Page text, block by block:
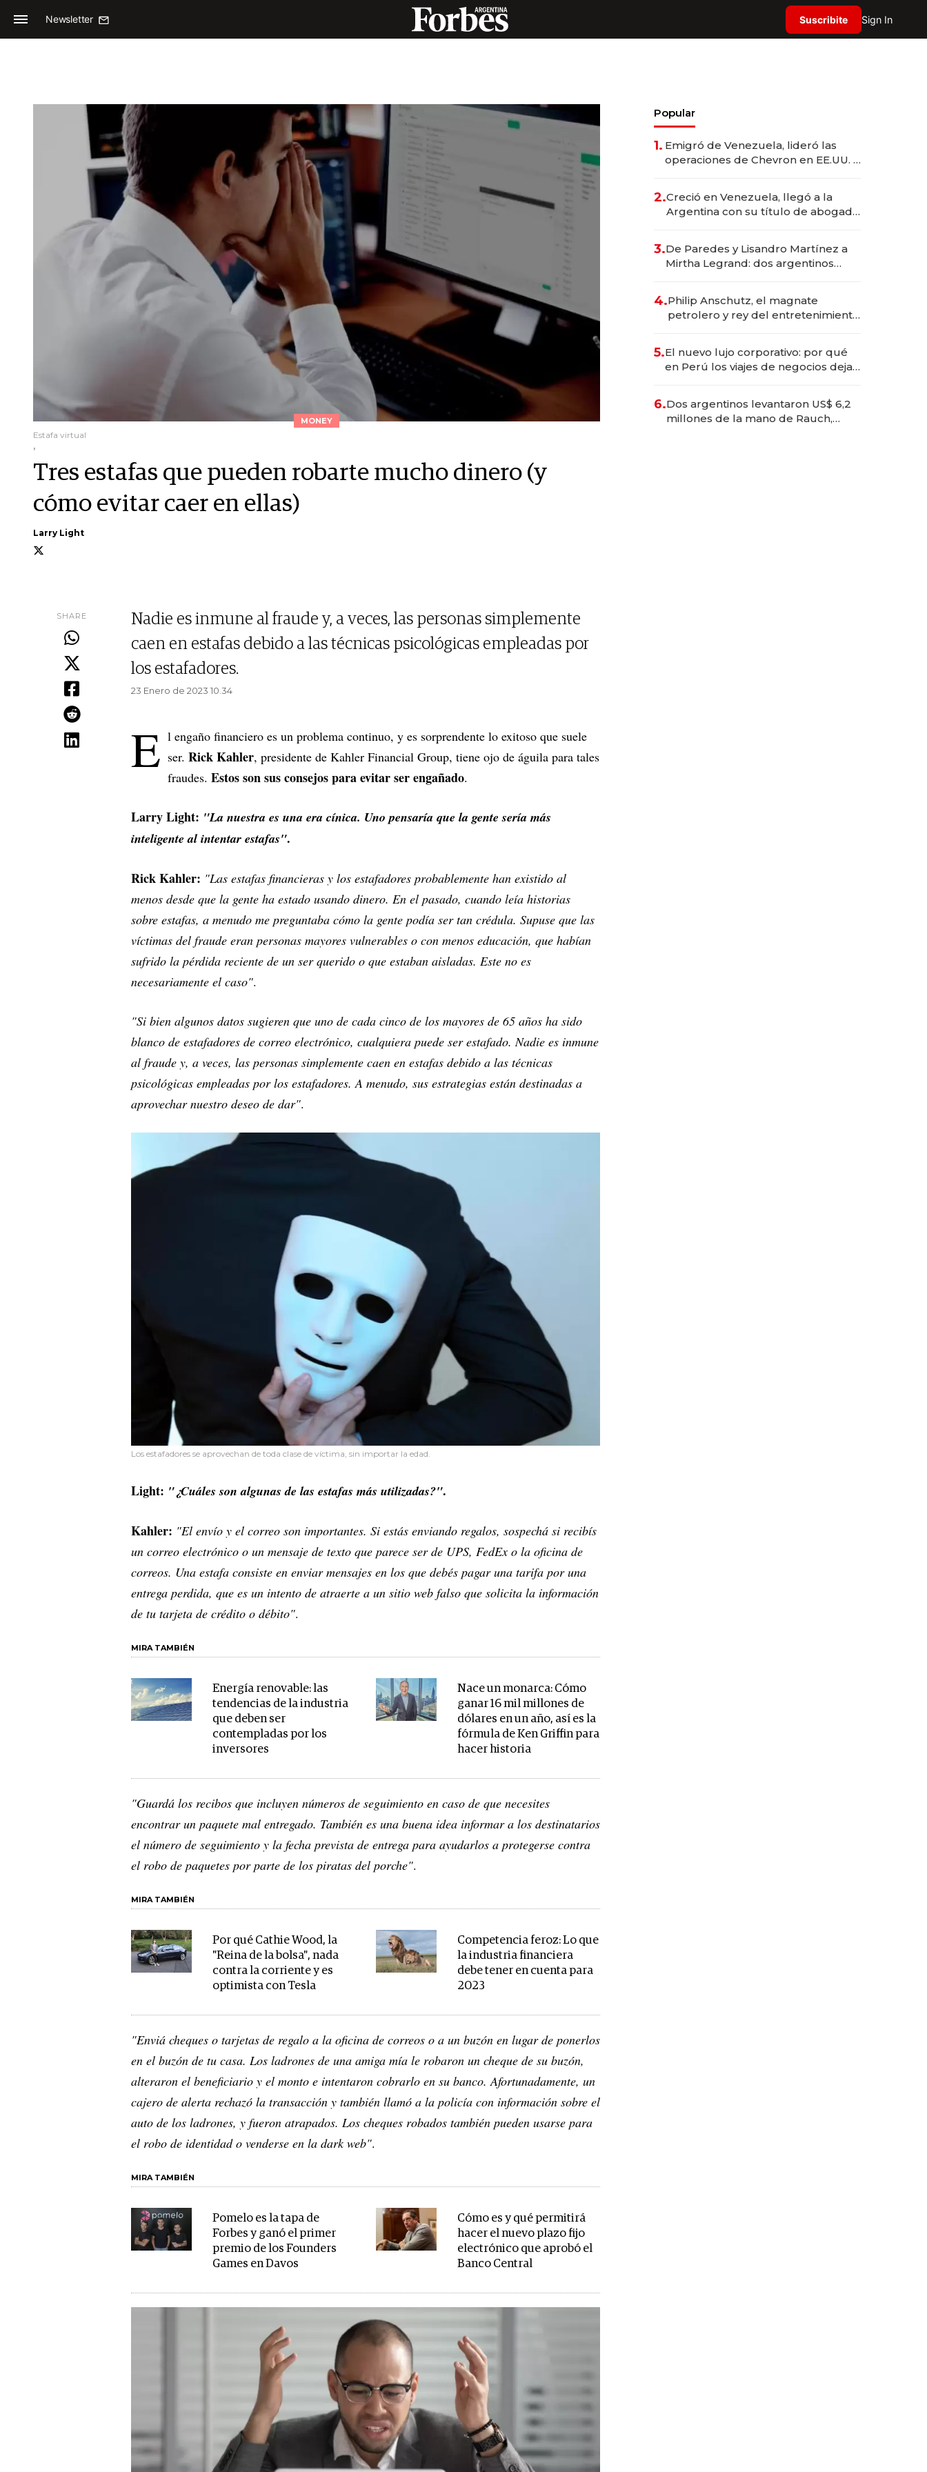
Newsletter Suscribite Sign In
MONEY
Estafa virtual
,
Tres estafas que pueden robarte mucho dinero (y
cómo evitar caer en ellas)
Larry Light
SHARE
Nadie es inmune al fraude y, a veces, las personas simplemente
caen en estafas debido a las técnicas psicológicas empleadas por
los estafadores.
23 Enero de 2023 10.34
E l engaño financiero es un problema continuo, y es sorprendente lo exitoso que suele
ser. Rick Kahler, presidente de Kahler Financial Group, tiene ojo de águila para tales
fraudes. Estos son sus consejos para evitar ser engañado.
Larry Light: "La nuestra es una era cínica. Uno pensaría que la gente sería más
inteligente al intentar estafas".
Rick Kahler: "Las estafas financieras y los estafadores probablemente han existido al
menos desde que la gente ha estado usando dinero. En el pasado, cuando leía historias
sobre estafas, a menudo me preguntaba cómo la gente podía ser tan crédula. Supuse que las
víctimas del fraude eran personas mayores vulnerables o con menos educación, que habían
sufrido la pérdida reciente de un ser querido o que estaban aisladas. Este no es
necesariamente el caso".
"Si bien algunos datos sugieren que uno de cada cinco de los mayores de 65 años ha sido
blanco de estafadores de correo electrónico, cualquiera puede ser estafado. Nadie es inmune
al fraude y, a veces, las personas simplemente caen en estafas debido a las técnicas
psicológicas empleadas por los estafadores. A menudo, sus estrategias están destinadas a
aprovechar nuestro deseo de dar".
Los estafadores se aprovechan de toda clase de víctima, sin importar la edad.
Light: "¿Cuáles son algunas de las estafas más utilizadas?".
Kahler: "El envío y el correo son importantes. Si estás enviando regalos, sospechá si recibís
un correo electrónico o un mensaje de texto que parece ser de UPS, FedEx o la oficina de
correos. Una estafa consiste en enviar mensajes en los que debés pagar una tarifa por una
entrega perdida, que es un intento de atraerte a un sitio web falso que solicita la información
de tu tarjeta de crédito o débito".
MIRA TAMBIÉN
Energía renovable: las
tendencias de la industria
que deben ser
contempladas por los
inversores
Nace un monarca: Cómo
ganar 16 mil millones de
dólares en un año, así es la
fórmula de Ken Griffin para
hacer historia
"Guardá los recibos que incluyen números de seguimiento en caso de que necesites
encontrar un paquete mal entregado. También es una buena idea informar a los destinatarios
el número de seguimiento y la fecha prevista de entrega para ayudarlos a protegerse contra
el robo de paquetes por parte de los piratas del porche".
MIRA TAMBIÉN
Por qué Cathie Wood, la
"Reina de la bolsa", nada
contra la corriente y es
optimista con Tesla
Competencia feroz: Lo que
la industria financiera
debe tener en cuenta para
2023
"Enviá cheques o tarjetas de regalo a la oficina de correos o a un buzón en lugar de ponerlos
en el buzón de tu casa. Los ladrones de una amiga mía le robaron un cheque de su buzón,
alteraron el beneficiario y el monto e intentaron cobrarlo en su banco. Afortunadamente, un
cajero de alerta rechazó la transacción y también llamó a la policía con información sobre el
auto de los ladrones, y fueron atrapados. Los cheques robados también pueden usarse para
el robo de identidad o venderse en la dark web".
MIRA TAMBIÉN
Pomelo es la tapa de
Forbes y ganó el primer
premio de los Founders
Games en Davos
Cómo es y qué permitirá
hacer el nuevo plazo fijo
electrónico que aprobó el
Banco Central
Popular
1. Emigró de Venezuela, lideró las
operaciones de Chevron en EE.UU. y
2.Creció en Venezuela, llegó a la
Argentina con su título de abogado
marcas "fast premium"
3.De Paredes y Lisandro Martínez a
Mirtha Legrand: dos argentinos
4.Philip Anschutz, el magnate
petrolero y rey del entretenimiento
5.El nuevo lujo corporativo: por qué
en Perú los viajes de negocios dejan
en experiencias transformadoras
6.Dos argentinos levantaron US$ 6,2
millones de la mano de Rauch,